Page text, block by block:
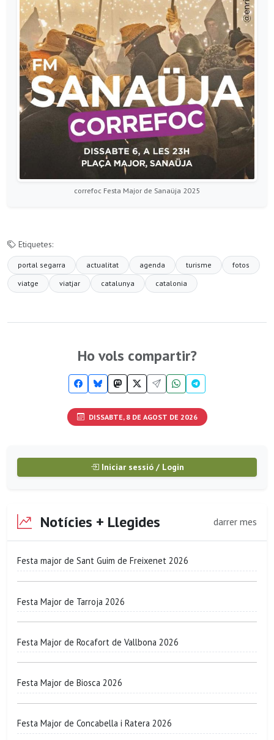
correfoc Festa Major de Sanaüja 2025
Etiquetes:
portal segarra actualitat agenda turisme
fotos
viatge
viatjar catalunya catalonia
Ho vols compartir?
DISSABTE, 8 DE AGOST DE 2026
Iniciar sessió / Login
Notícies + Llegides darrer mes
Festa major de Sant Guim de Freixenet 2026
Festa Major de Tarroja 2026
Festa Major de Rocafort de Vallbona 2026
Festa Major de Biosca 2026
Festa Major de Concabella i Ratera 2026